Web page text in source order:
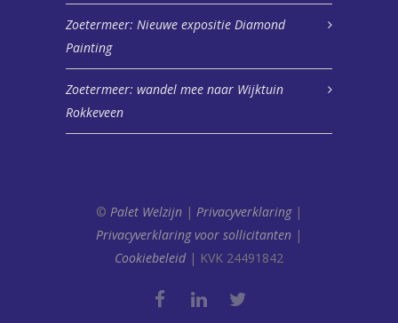
Zoetermeer: Nieuwe expositie Diamond
Painting
Zoetermeer: wandel mee naar Wijktuin
Rokkeveen
© Palet Welzijn | Privacyverklaring|
Privacyverklaring voor sollicitanten |
Cookiebeleid| KVK 24491842